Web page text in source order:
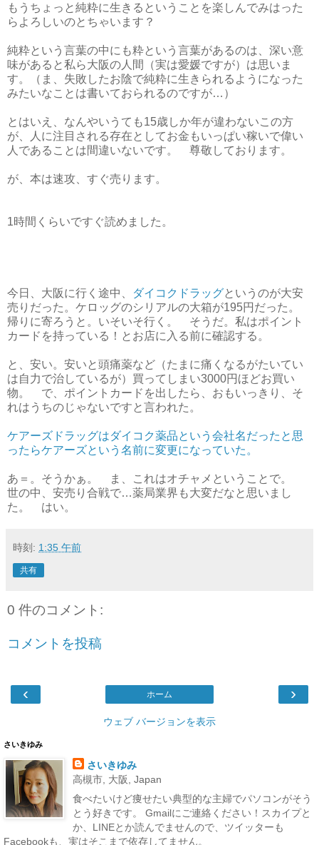
もうちょっと純粋に生きるということを楽しんでみはった
らよろしいのとちゃいます？
純粋という言葉の中にも粋という言葉があるのは、深い意
味があると私ら大阪の人間（実は愛媛ですが）は思いま
す。（ま、失敗したお陰で純粋に生きられるようになった
みたいなことは書いておられるのですが…）
とはいえ、なんやいうても15歳しか年が違わないこの方
が、人に注目される存在としてお金もいっぱい稼いで偉い
人であることは間違いないです。 尊敬しております。
が、本は速攻、すぐ売ります。
1時間くらいですぐ読めました。
今日、大阪に行く途中、 ダイコクドラッグというのが大安
売りだった。ケロッグのシリアルの大箱が195円だった。
帰りに寄ろうと。いそいそ行く。 そうだ。私はポイント
カードを持っている！とお店に入る前に確認する。
と、安い。安いと頭痛薬など（たまに痛くなるがたいてい
は自力で治しているが）買ってしまい3000円ほどお買い
物。 で、ポイントカードを出したら、おもいっきり、そ
れはうちのじゃないですと言われた。
ケアーズドラッグはダイコク薬品という会社名だったと思
ったらケアーズという名前に変更になっていた。
あ＝。そうかぁ。 ま、これはオチャメということで。
世の中、安売り合戦で…薬局業界も大変だなと思いまし
た。 はい。
時刻: 1:35 午前
共有
0 件のコメント:
コメントを投稿
‹ ›
ホーム
ウェブ バージョンを表示
さいきゆみ
さいきゆみ
高槻市, 大阪, Japan
食べたいけど痩せたい典型的な主婦でパソコンがそう
とう好きです。 Gmailにご連絡ください！スカイプと
か、LINEとか読んでませんので、ツイッターも
Facebookも、実はそこまで依存してません。